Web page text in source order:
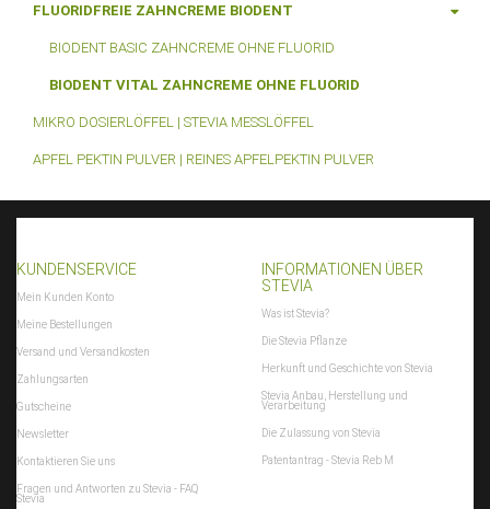
FLUORIDFREIE ZAHNCREME BIODENT
BIODENT BASIC ZAHNCREME OHNE FLUORID
BIODENT VITAL ZAHNCREME OHNE FLUORID
MIKRO DOSIERLÖFFEL | STEVIA MESSLÖFFEL
APFEL PEKTIN PULVER | REINES APFELPEKTIN PULVER
KUNDENSERVICE
Mein Kunden Konto
Meine Bestellungen
Versand und Versandkosten
Zahlungsarten
Gutscheine
Newsletter
Kontaktieren Sie uns
Fragen und Antworten zu Stevia - FAQ
Stevia
INFORMATIONEN ÜBER
STEVIA
Was ist Stevia?
Die Stevia Pflanze
Herkunft und Geschichte von Stevia
Stevia Anbau, Herstellung und
Verarbeitung
Die Zulassung von Stevia
Patentantrag - Stevia Reb M